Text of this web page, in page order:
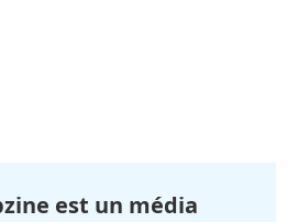
est un média